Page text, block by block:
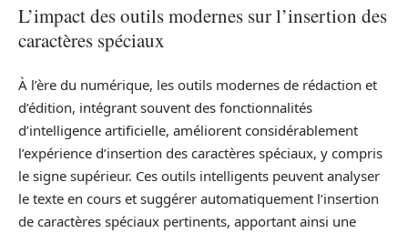
L’impact des outils modernes sur l’insertion des
caractères spéciaux
À l’ère du numérique, les outils modernes de rédaction et
d’édition, intégrant souvent des fonctionnalités
d’intelligence artificielle, améliorent considérablement
l’expérience d’insertion des caractères spéciaux, y compris
le signe supérieur. Ces outils intelligents peuvent analyser
le texte en cours et suggérer automatiquement l’insertion
de caractères spéciaux pertinents, apportant ainsi une